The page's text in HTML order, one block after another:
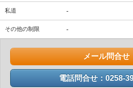
私道 -
その他の制限 -
メール問合せ
電話問合せ：0258-